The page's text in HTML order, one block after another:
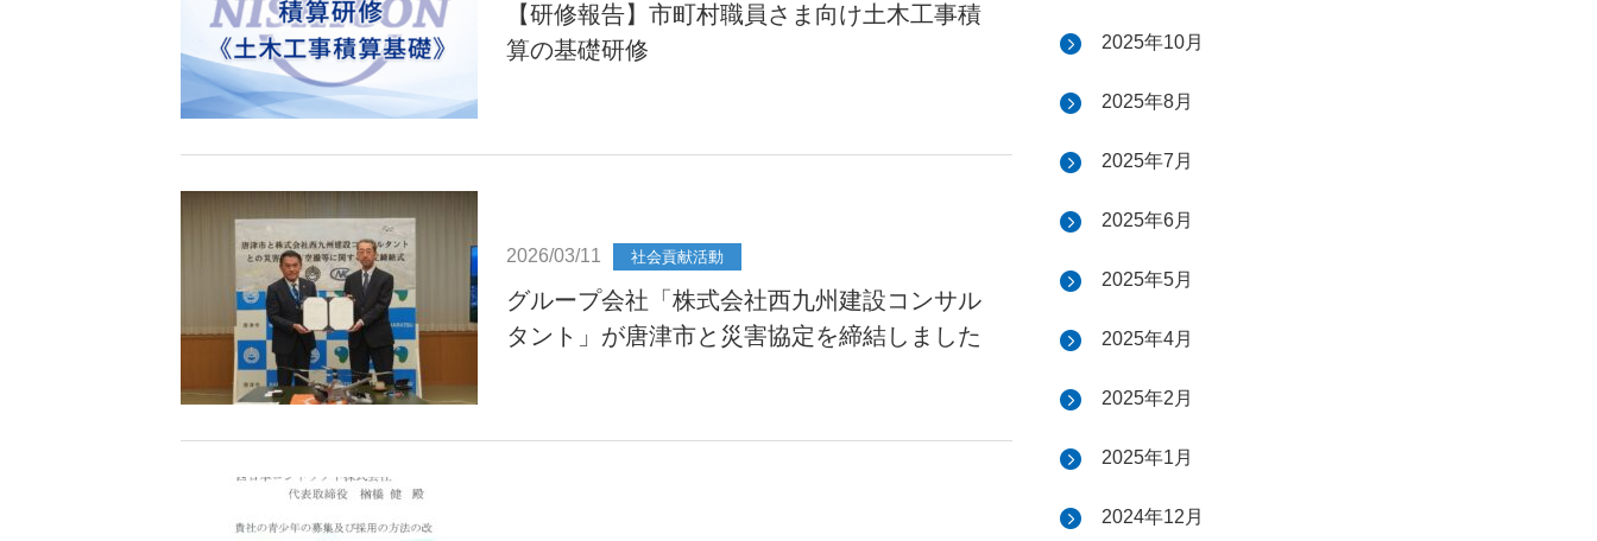
【研修報告】市町村職員さま向け土木工事積
算の基礎研修
2026/03/11 社会貢献活動
グループ会社「株式会社西九州建設コンサル
タント」が唐津市と災害協定を締結しました
2025年10月
2025年8月
2025年7月
2025年6月
2025年5月
2025年4月
2025年2月
2025年1月
2024年12月